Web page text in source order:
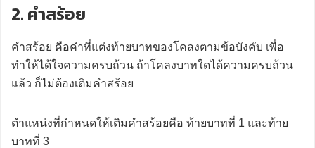
2. คำสร้อย
คำสร้อย คือคำที่แต่งท้ายบาทของโคลงตามข้อบังคับ เพื่อ
ทำให้ได้ใจความครบถ้วน ถ้าโคลงบาทใดได้ความครบถ้วน
แล้ว ก็ไม่ต้องเติมคำสร้อย
ตำแหน่งที่กำหนดให้เติมคำสร้อยคือ ท้ายบาทที่ 1 และท้าย
บาทที่ 3